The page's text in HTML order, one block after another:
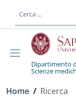
al contenuto
Dipartimento
Scienze
Briciole di pane
Home / Ricerca